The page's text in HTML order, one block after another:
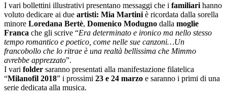
I vari bollettini illustrativi presentano messaggi che i familiari hanno
voluto dedicare ai due artisti: Mia Martini è ricordata dalla sorella
minore Loredana Bertè, Domenico Modugno dalla moglie
Franca che gli scrive “Era determinato e ironico ma nello stesso
tempo romantico e poetico, come nelle sue canzoni…Un
francobollo che lo ritrae è una realtà bellissima che Mimmo
avrebbe apprezzato”.
I vari folder saranno presentati alla manifestazione filatelica
“Milanofil 2018” i prossimi 23 e 24 marzo e saranno i primi di una
serie dedicata alla musica.